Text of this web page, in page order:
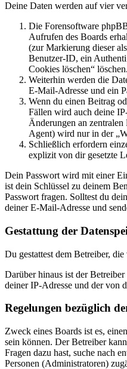
Deine Daten werden auf vier
Die Forensoftware
Aufrufen des Boards
(zur Markierung dieser
Benutzer-ID, ein
Cookies löschen“ löschen.
Weiterhin werden die
E-Mail-Adresse und ein
Wenn du einen Beitrag
Fällen wird auch deine
Änderungen an
Agent) wird nur in der
Schließlich erfordern
explizit von dir gesetzte
Dein Passwort wird mit einer
ist dein Schlüssel zu deinem
Passwort fragen. Solltest du
deiner E-Mail-Adresse und
Gestattung der
Du gestattest dem Betreiber,
Darüber hinaus ist der
deiner IP-Adresse und der von
Regelungen bezüglich
Zweck eines Boards ist es,
sein können. Der Betreiber
Fragen dazu hast, suche nach
Personen (Administratoren)